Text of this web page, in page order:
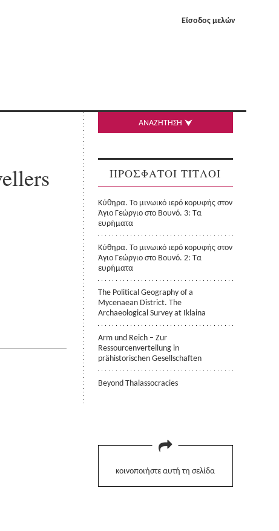
Είσοδος μελών
ΑΝΑΖΗΤΗΣΗ
ΠΡΟΣΦΑΤΟΙ ΤΙΤΛΟΙ
Κύθηρα. Το μινωικό ιερό κορυφής στον
Άγιο Γεώργιο στο Βουνό. 3: Τα
ευρήματα
Κύθηρα. Το μινωικό ιερό κορυφής στον
Άγιο Γεώργιο στο Βουνό. 2: Τα
ευρήματα
The Political Geography of a
Mycenaean District. The
Archaeological Survey at Iklaina
Arm und Reich – Zur
Ressourcenverteilung in
prähistorischen Gesellschaften
Beyond Thalassocracies
κοινοποιήστε αυτή τη σελίδα